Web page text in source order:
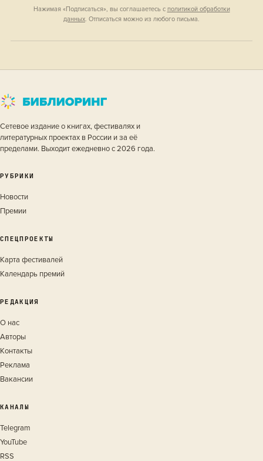
Нажимая «Подписаться», вы соглашаетесь с политикой обработки
данных. Отписаться можно из любого письма.
Сетевое издание о книгах, фестивалях и
литературных проектах в России и за её
пределами. Выходит ежедневно с 2026 года.
РУБРИКИ
Новости
Премии
СПЕЦПРОЕКТЫ
Карта фестивалей
Календарь премий
РЕДАКЦИЯ
О нас
Авторы
Контакты
Реклама
Вакансии
КАНАЛЫ
Telegram
YouTube
RSS